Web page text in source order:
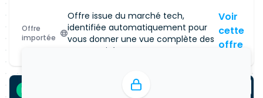
Offre
importée
Offre issue du marché tech,
identifiée automatiquement pour
vous donner une vue complète des
opportunités.
Voir
cette
offre
Freelance